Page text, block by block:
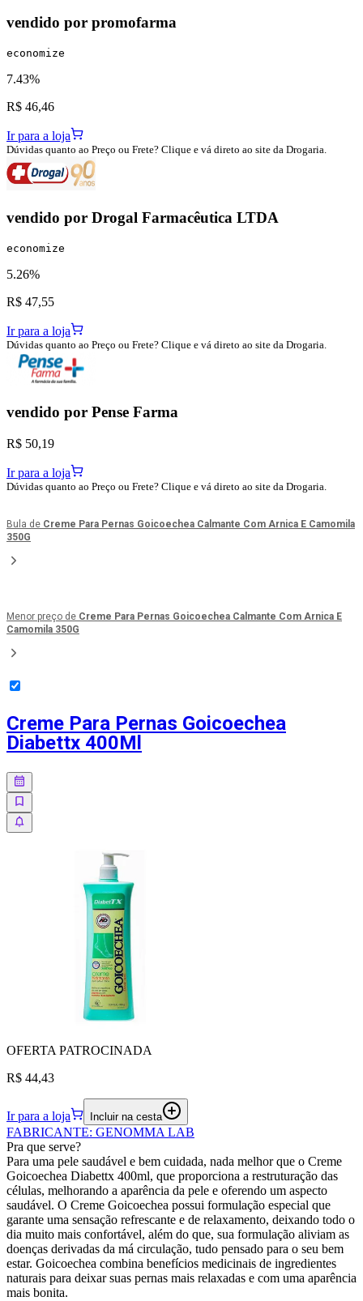
vendido por promofarma
economize
7.43%
R$ 46,46
Ir para a loja
Dúvidas quanto ao Preço ou Frete? Clique e vá direto ao site da Drogaria.
vendido por Drogal Farmacêutica LTDA
economize
5.26%
R$ 47,55
Ir para a loja
Dúvidas quanto ao Preço ou Frete? Clique e vá direto ao site da Drogaria.
vendido por Pense Farma
R$ 50,19
Ir para a loja
Dúvidas quanto ao Preço ou Frete? Clique e vá direto ao site da Drogaria.
Bula de Creme Para Pernas Goicoechea Calmante Com Arnica E Camomila
350G
Menor preço de Creme Para Pernas Goicoechea Calmante Com Arnica E
Camomila 350G
Creme Para Pernas Goicoechea
Diabettx 400Ml
OFERTA PATROCINADA
R$ 44,43
Ir para a loja Incluir na cesta
FABRICANTE: GENOMMA LAB
Pra que serve?
Para uma pele saudável e bem cuidada, nada melhor que o Creme
Goicoechea Diabettx 400ml, que proporciona a restruturação das
células, melhorando a aparência da pele e oferendo um aspecto
saudável. O Creme Goicoechea possui formulação especial que
garante uma sensação refrescante e de relaxamento, deixando todo o
dia muito mais confortável, além do que, sua formulação aliviam as
doenças derivadas da má circulação, tudo pensado para o seu bem
estar. Goicoechea combina benefícios medicinais de ingredientes
naturais para deixar suas pernas mais relaxadas e com uma aparência
mais bonita.